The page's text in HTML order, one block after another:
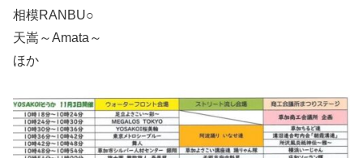
相模RANBU○
天嵩～Amata～
ほか